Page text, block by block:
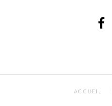
ACCUEIL